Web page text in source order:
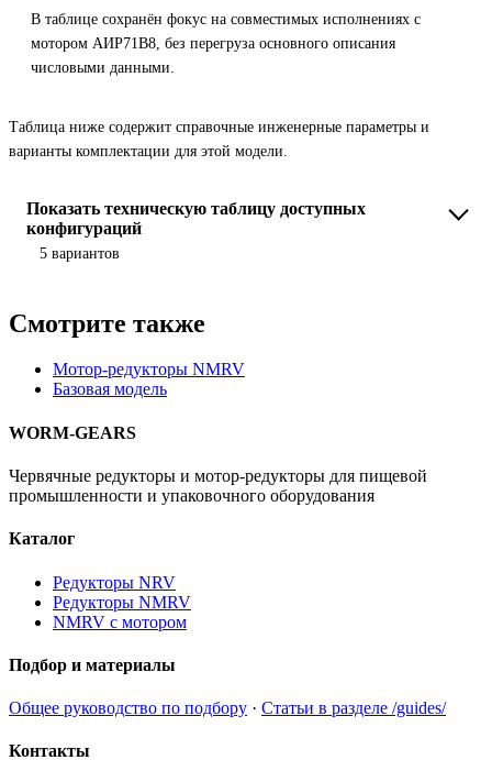
В таблице сохранён фокус на совместимых исполнениях с
мотором АИР71B8, без перегруза основного описания
числовыми данными.
Таблица ниже содержит справочные инженерные параметры и
варианты комплектации для этой модели.
Показать техническую таблицу доступных
конфигураций
5 вариантов
Смотрите также
Мотор-редукторы NMRV
Базовая модель
WORM-GEARS
Червячные редукторы и мотор-редукторы для пищевой
промышленности и упаковочного оборудования
Каталог
Редукторы NRV
Редукторы NMRV
NMRV с мотором
Подбор и материалы
Общее руководство по подбору · Статьи в разделе /guides/
Контакты